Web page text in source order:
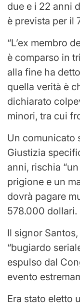
due e i 22 anni
è prevista per il
“L’ex membro
è comparso in
alla fine ha
quella verità è
dichiarato
minori, tra cui
Un comunicato
Giustizia
anni, rischia
prigione e un
dovrà pagare
578.000 dollari.
Il signor
“bugiardo
espulso dal
evento
Era stato eletto